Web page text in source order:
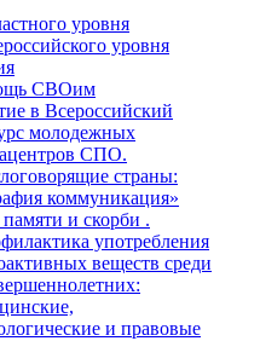
уровня
уровня
СВОим
в Всероссийский
молодежных
СПО.
страны:
коммуникация»
и скорби .
употребления
веществ среди
и правовые